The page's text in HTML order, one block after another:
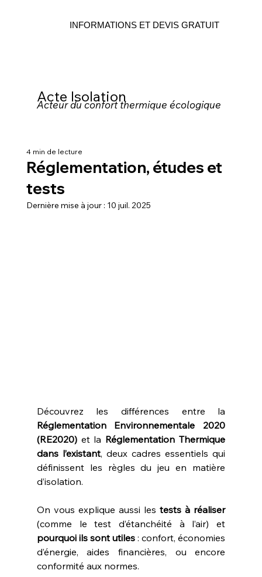
Acte Isolation
Acteur du confort thermique écologique
INFORMATIONS ET DEVIS GRATUIT
Réglementation, études et
tests
4 min de lecture
Dernière mise à jour : 10 juil. 2025
Réglementation Environnementale 2020
(RE2020) et la Réglementation Thermique
dans l’existant, deux cadres essentiels qui
définissent les règles du jeu en matière
d’isolation.
On vous explique aussi les tests à réaliser
pourquoi ils sont utiles : confort, économies
d’énergie, aides financières, ou encore
conformité aux normes.